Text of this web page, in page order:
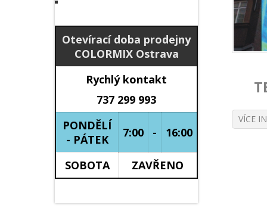
Otevírací doba prodejny
COLORMIX Ostrava
Rychlý kontakt
737 299 993
PONDĚLÍ
- PÁTEK
7:00 - 16:00
SOBOTA ZAVŘENO
VÍCE